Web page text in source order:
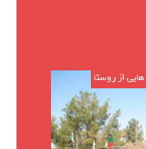
از روستا